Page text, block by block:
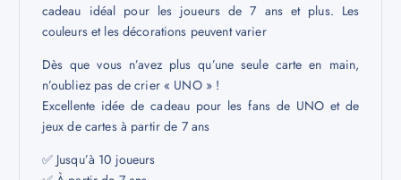
cadeau idéal pour les joueurs de 7 ans et plus. Les
couleurs et les décorations peuvent varier
Dès que vous n’avez plus qu’une seule carte en main,
n’oubliez pas de crier « UNO » !
Excellente idée de cadeau pour les fans de UNO et de
jeux de cartes à partir de 7 ans
✅ Jusqu’à 10 joueurs